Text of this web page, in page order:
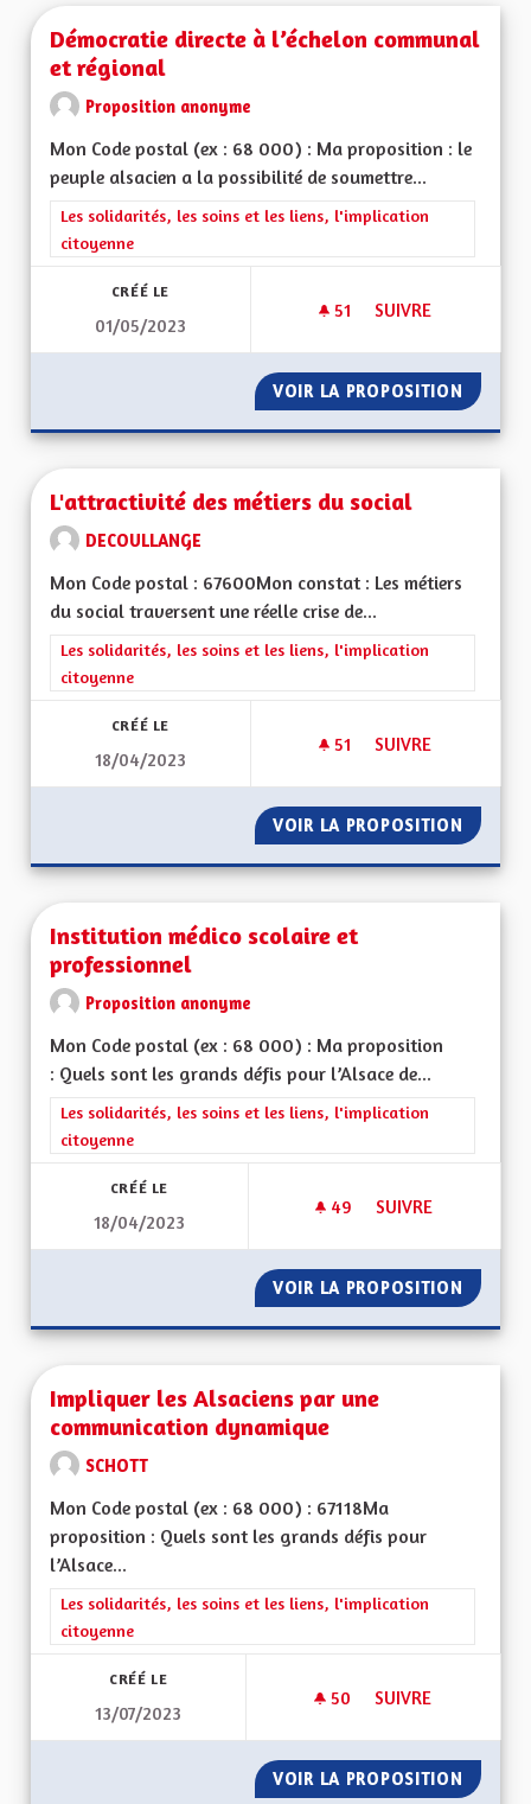
Démocratie directe à l’échelon communal
et régional
Proposition anonyme
Mon Code postal (ex : 68 000) : Ma proposition : le
peuple alsacien a la possibilité de soumettre...
Filtrer les résultats de la catégorie : Les solidarités, les soins
Les solidarités, les soins et les liens, l'implication
citoyenne
CRÉÉ LE
01/05/2023
51 51 ABONNÉS
SUIVRE
VOIR LA PROPOSITION
L'attractivité des métiers du social
DECOULLANGE
Mon Code postal : 67600Mon constat : Les métiers
du social traversent une réelle crise de...
Filtrer les résultats de la catégorie : Les solidarités, les soins
Les solidarités, les soins et les liens, l'implication
citoyenne
CRÉÉ LE
18/04/2023
51 51 ABONNÉS
SUIVRE
VOIR LA PROPOSITION
Institution médico scolaire et
professionnel
Proposition anonyme
Mon Code postal (ex : 68 000) : Ma proposition
: Quels sont les grands défis pour l’Alsace de...
Filtrer les résultats de la catégorie : Les solidarités, les soins
Les solidarités, les soins et les liens, l'implication
citoyenne
CRÉÉ LE
18/04/2023
49 49 ABONNÉS
SUIVRE
VOIR LA PROPOSITION
Impliquer les Alsaciens par une
communication dynamique
SCHOTT
Mon Code postal (ex : 68 000) : 67118Ma
proposition : Quels sont les grands défis pour
l’Alsace...
Filtrer les résultats de la catégorie : Les solidarités, les soins
Les solidarités, les soins et les liens, l'implication
citoyenne
CRÉÉ LE
13/07/2023
50 50 ABONNÉS
SUIVRE
VOIR LA PROPOSITION